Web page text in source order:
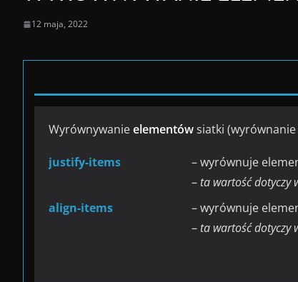
12 maja, 2022
Wyrównywanieelementówsiatki
justify-items
– wyrównuje
– ta wartość dotyczy
align-items
– wyrównuje
– ta wartość dotyczy